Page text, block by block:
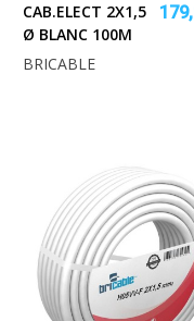
CAB.ELECT 2X1,5
Ø BLANC 100M
BRICABLE